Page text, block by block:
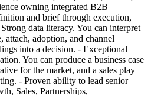
owning integrated B2B
and brief through execution,
data literacy. You can interpret
adoption, and channel
into a decision. - Exceptional
You can produce a business case
for the market, and a sales play
- Proven ability to lead senior
Sales, Partnerships,